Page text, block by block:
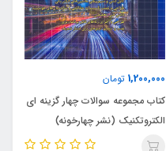
1,200,000 تومان
کتاب مجموعه سوالات چهار گزینه ای
الکتروتکنیک (نشر چهارخونه)